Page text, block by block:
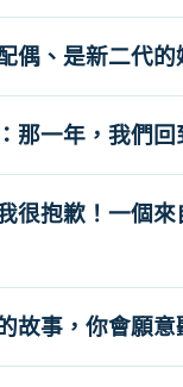
偶、是新二代
那一年，我們
很抱歉！一個
故事，你會願意